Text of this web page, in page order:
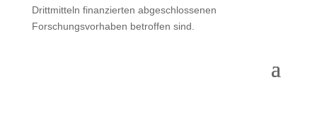
Drittmitteln finanzierten abgeschlossenen
Forschungsvorhaben betroffen sind.